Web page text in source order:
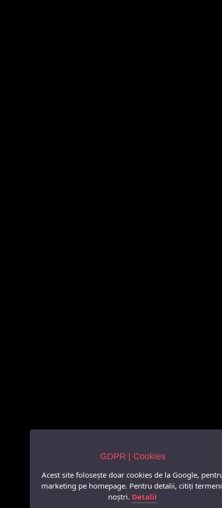
GDPR | Cookies
Acest site folosește doar cookies de la Google,
marketing pe homepage. Pentru detalii, citiți
noștri. Detalii